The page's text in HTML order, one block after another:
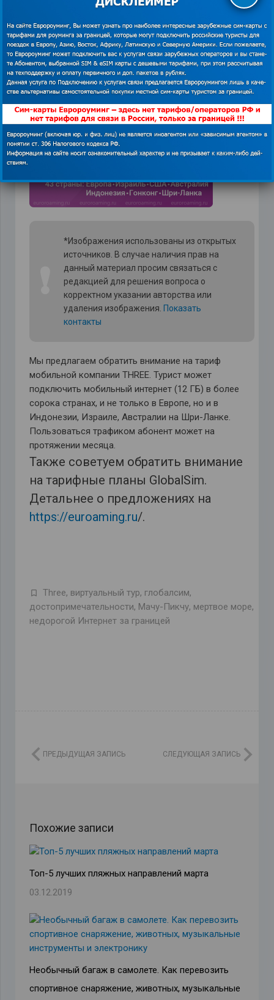
заменить любой туристический
справочник, карту. Единственное,
нужно иметь Интернет за границей.
*Изображения использованы из открытых
источников. В случае наличия прав на
данный материал просим связаться с
редакцией для решения вопроса о
корректном указании авторства или
удаления изображения. Показать
контакты
Мы предлагаем обратить внимание на тариф
мобильной компании THREE. Турист может
подключить мобильный интернет (12 ГБ) в более
сорока странах, и не только в Европе, но и в
Индонезии, Израиле, Австралии на Шри-Ланке.
Пользоваться трафиком абонент может на
протяжении месяца.
Также советуем обратить внимание
на тарифные планы GlobalSim.
Детальнее о предложениях на
https://euroaming.ru/.
Three, виртуальный тур, глобалсим,
достопримечательности, Мачу-Пикчу, мертвое море,
недорогой Интернет за границей
ПРЕДЫДУЩАЯ ЗАПИСЬ СЛЕДУЮЩАЯ ЗАПИСЬ
Похожие записи
Топ-5 лучших пляжных направлений марта
03.12.2019
Необычный багаж в самолете. Как перевозить
спортивное снаряжение, животных, музыкальные